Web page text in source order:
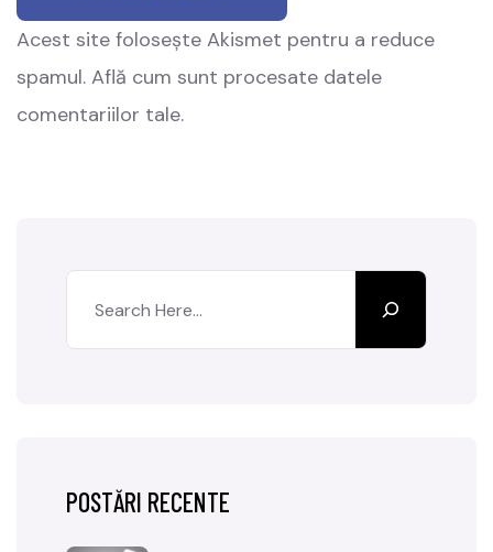
Acest site folosește Akismet pentru a reduce
spamul. Află cum sunt procesate datele
comentariilor tale.
POSTĂRI RECENTE